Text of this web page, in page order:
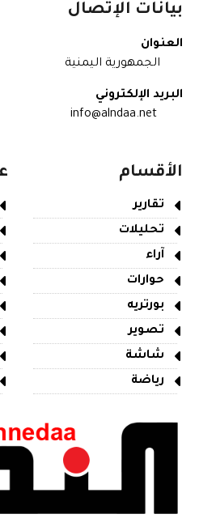
بيانات الإتصال
العنوان
الجمهورية اليمنية
البريد الإلكتروني
info@alndaa.net
الأقسام
تقارير
تحليلات
آراء
حوارات
بورتريه
تصوير
شاشة
رياضة